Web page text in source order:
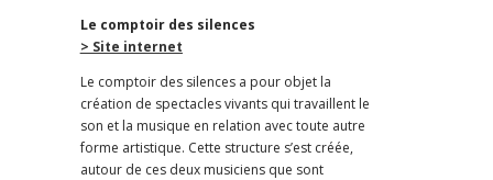
Le comptoir des silences
> Site internet
Le comptoir des silences a pour objet la
création de spectacles vivants qui travaillent le
son et la musique en relation avec toute autre
forme artistique. Cette structure s’est créée,
autour de ces deux musiciens que sont